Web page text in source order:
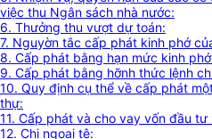
việc thu Ngân sách nhà nước:
6. Thưởng thu vượt dự toán:
7. Nguyờn tắc cấp phát kinh phớ
8. Cấp phát bằng hạn mức kinh
9. Cấp phát bằng hỡnh thức lệnh
10. Quy định cụ thể về cấp phát
thự:
11. Cấp phát và cho vay vốn đầu
12. Chi ngoại tệ: